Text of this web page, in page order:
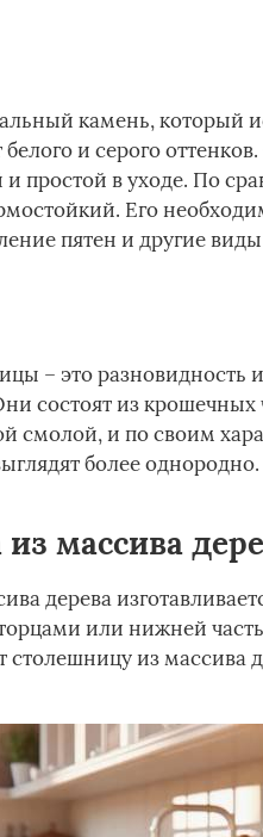
камень, который
и серого
простой в уходе. По
Его
пятен и другие
– это разновидность
состоят из крошечных
смолой, и по своим
более однородно.
массива
дерева
или нижней
столешницу из массива